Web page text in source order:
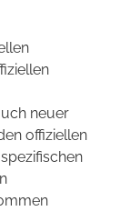
neuer
offiziellen